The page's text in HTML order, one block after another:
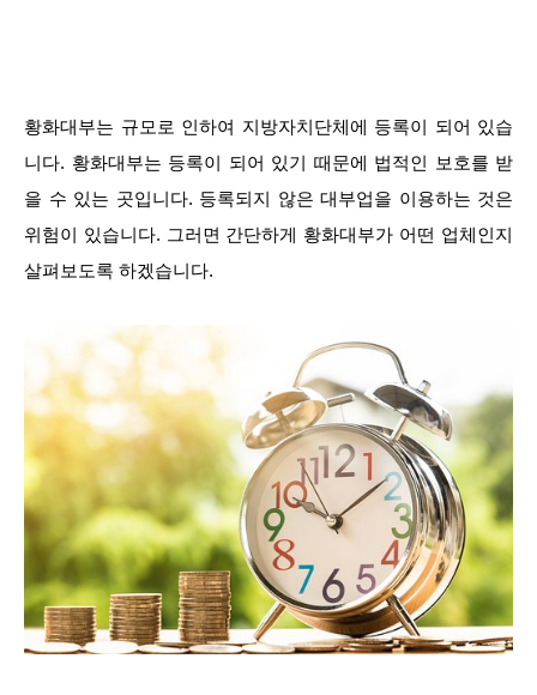
황화대부는 규모로 인하여 지방자치단체에 등록이 되어 있습
니다. 황화대부는 등록이 되어 있기 때문에 법적인 보호를 받
을 수 있는 곳입니다. 등록되지 않은 대부업을 이용하는 것은
위험이 있습니다. 그러면 간단하게 황화대부가 어떤 업체인지
살펴보도록 하겠습니다.